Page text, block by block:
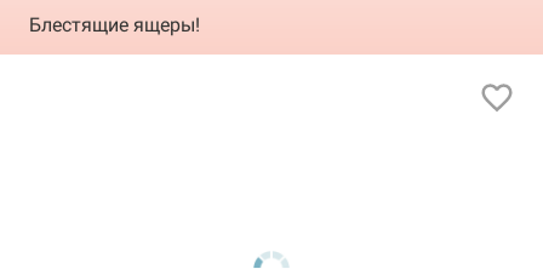
Блестящие ящеры!